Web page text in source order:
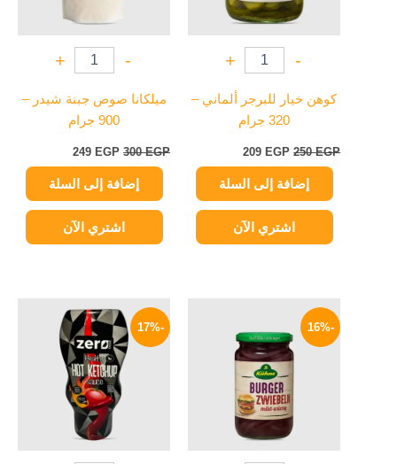
-
+
كوهن خيار للبرجر ألماني –
320 جرام
250EGP
209 EGP
إضافة إلى السلة
اشتري الآن
-
+
ميلكانا صوص جبنة شيدر –
900 جرام
300EGP
249 EGP
إضافة إلى السلة
اشتري الآن
-16%
هو:
200 EGP.
هو:
169 EGP.
-17%
الأصلي
هو:
210 EGP.
الحالي
هو:
174 EGP.